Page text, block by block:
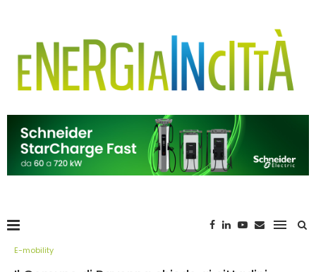
E-mobility